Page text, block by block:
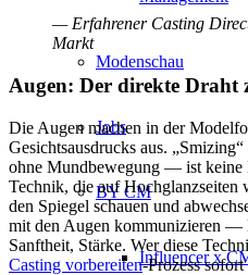
Modenschau
Jobs
BY CM
Influencer x
— Erfahrener Casting
Markt
Augen: Der direkte Draht
Die Augen machen in der
Gesichtsausdrucks aus.
ohne Mundbewegung — ist keine
Technik, die auf
den Spiegel schauen und
mit den Augen kommunizieren —
Sanftheit, Stärke. Wer diese
Casting vorbereiten-Prozess sofort